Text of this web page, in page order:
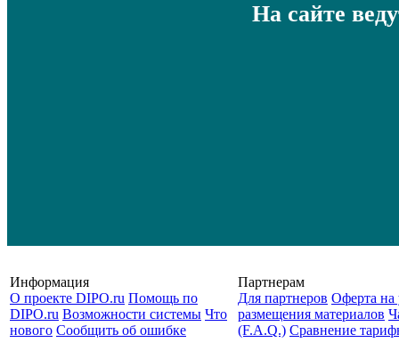
На сайте
Информация
О проекте DIPO.ru Помощь по
DIPO.ru Возможности системы Что
нового Сообщить об ошибке
Партнерам
Для партнеров Оферта на
размещения материалов
(F.A.Q.) Cравнение